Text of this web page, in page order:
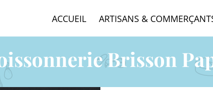
ACCUEIL ARTISANS &
Brisson